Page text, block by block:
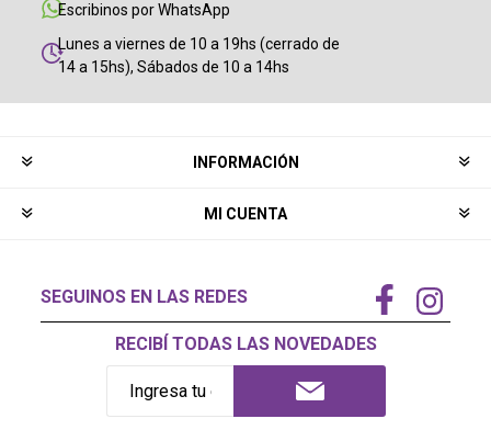
Escribinos por WhatsApp
Lunes a viernes de 10 a 19hs (cerrado de
14 a 15hs), Sábados de 10 a 14hs
INFORMACIÓN
MI CUENTA
SEGUINOS EN LAS REDES
RECIBÍ TODAS LAS NOVEDADES